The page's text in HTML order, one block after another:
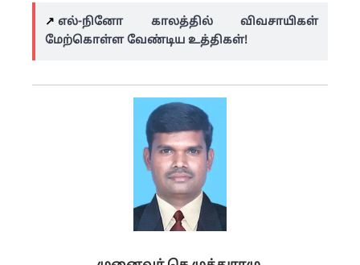
↗️ எல்-நினோ காலத்தில் விவசாயிகள்
மேற்கொள்ள வேண்டிய உத்திகள்!